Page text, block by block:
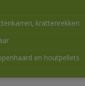
krattenrekken
en houtpellets